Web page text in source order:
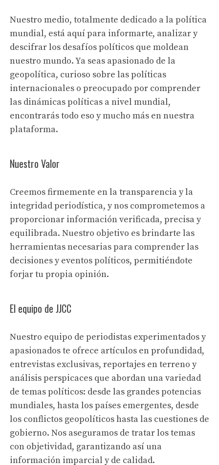
Nuestro medio, totalmente dedicado a la política
mundial, está aquí para informarte, analizar y
descifrar los desafíos políticos que moldean
nuestro mundo. Ya seas apasionado de la
geopolítica, curioso sobre las políticas
internacionales o preocupado por comprender
las dinámicas políticas a nivel mundial,
encontrarás todo eso y mucho más en nuestra
plataforma.
Nuestro Valor
Creemos firmemente en la transparencia y la
integridad periodística, y nos comprometemos a
proporcionar información verificada, precisa y
equilibrada. Nuestro objetivo es brindarte las
herramientas necesarias para comprender las
decisiones y eventos políticos, permitiéndote
forjar tu propia opinión.
El equipo de JJCC
Nuestro equipo de periodistas experimentados y
apasionados te ofrece artículos en profundidad,
entrevistas exclusivas, reportajes en terreno y
análisis perspicaces que abordan una variedad
de temas políticos: desde las grandes potencias
mundiales, hasta los países emergentes, desde
los conflictos geopolíticos hasta las cuestiones de
gobierno. Nos aseguramos de tratar los temas
con objetividad, garantizando así una
información imparcial y de calidad.